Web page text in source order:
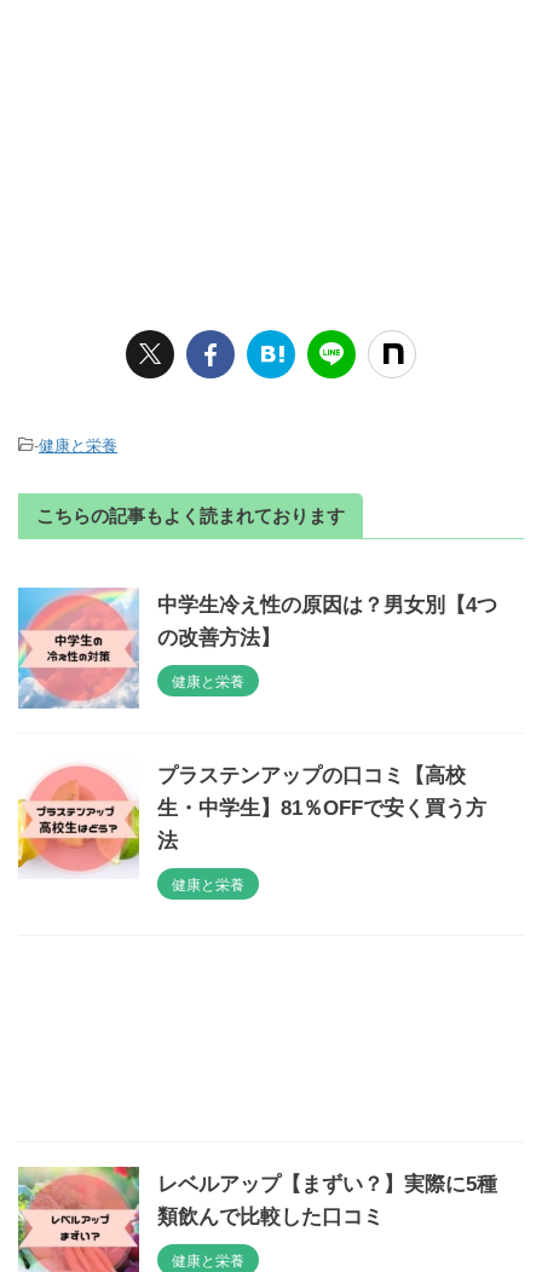
-健康と栄養
こちらの記事もよく読まれております
中学生冷え性の原因は？男女別【4つ
の改善方法】
健康と栄養
プラステンアップの口コミ【高校
生・中学生】81％OFFで安く買う方
法
健康と栄養
レベルアップ【まずい？】実際に5種
類飲んで比較した口コミ
健康と栄養